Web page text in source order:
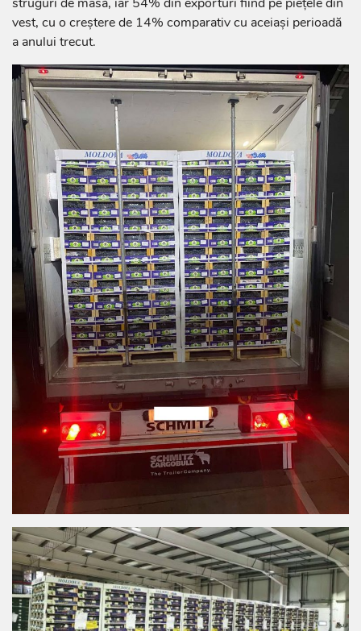
vest, cu o creștere de 14% comparativ cu aceiași perioadă
a anului trecut.